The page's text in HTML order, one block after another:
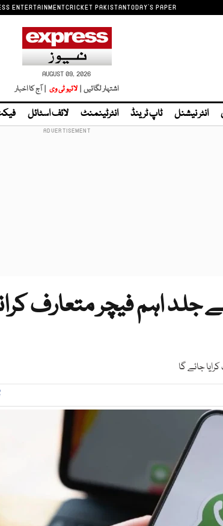
ENTERTAINMENTCRICKET PAKISTANTODAY'S PAPER
AUGUST 09, 2026
اشتہار لگائیں | لائیو ٹی وی | آج کا اخبار
انٹر نیشنل ٹاپ ٹرینڈ انٹرٹینمنٹ لائف اسٹائل
جلد اہم فیچر متعارف
جائے گا